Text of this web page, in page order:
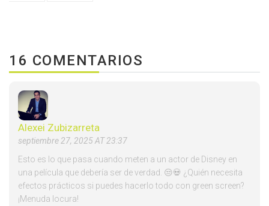
16 COMENTARIOS
Alexei Zubizarreta
septiembre 27, 2025 AT 23:37
Esto es lo que pasa cuando meten a un actor de Disney en
una película que debería ser de verdad. 😒💀 ¿Quién necesita
efectos prácticos si puedes hacerlo todo con green screen?
¡Menuda locura!